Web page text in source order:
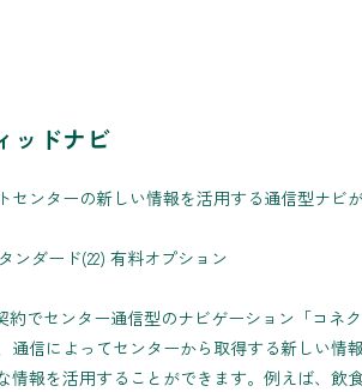
ッドナビ
センターの新しい情報を活用する通信型ナビ
ンダード(22) 有料オプション
約でセンター通信型のナビゲーション「コネ
通信によってセンターから取得する新しい
情報を活用することができます。例えば、